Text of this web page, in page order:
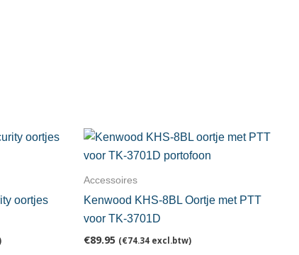
oortjes
Accessoires
Kenwood KHS-8BL Oortje met PTT
voor TK-3701D
€89.95 (€74.34 excl.btw)